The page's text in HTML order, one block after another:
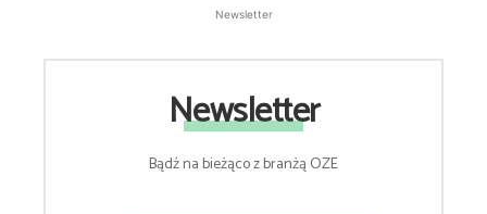
Newsletter
Newsletter
Bądź na bieżąco z branżą OZE